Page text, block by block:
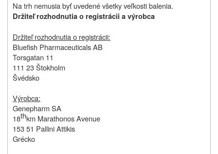
Na trh nemusia byť uvedené všetky veľkosti balenia.
Držiteľ rozhodnutia o registrácii a výrobca
Držiteľ rozhodnutia o registrácii:
Bluefish Pharmaceuticals AB
Torsgatan 11
111 23 Štokholm
Švédsko
Výrobca:
Genepharm SA
18thkm Marathonos Avenue
153 51 Pallini Attikis
Grécko